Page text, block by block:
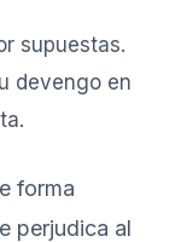
supuestas.
devengo en
forma
perjudica al